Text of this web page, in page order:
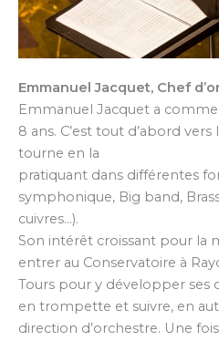
Emmanuel Jacquet, Chef
Emmanuel Jacquet a
8 ans. C’est tout d’abord
tourne en la
pratiquant dans différentes
symphonique, Big band,
cuivres…).
Son intérêt croissant pour la
entrer au Conservatoire à
Tours pour y développer ses
en trompette et suivre, en
direction d’orchestre. Une